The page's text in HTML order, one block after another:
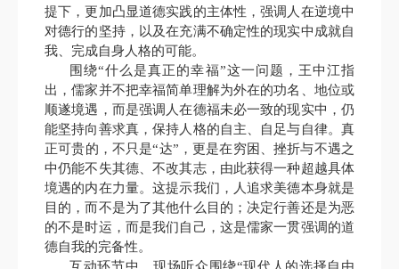
提下，更加凸显道德实践的主体性，强调人在逆境中
对德行的坚持，以及在充满不确定性的现实中成就自
我、完成自身人格的可能。
围绕“什么是真正的幸福”这一问题，王中江指
出，儒家并不把幸福简单理解为外在的功名、地位或
顺遂境遇，而是强调人在德福未必一致的现实中，仍
能坚持向善求真，保持人格的自主、自足与自律。真
正可贵的，不只是“达”，更是在穷困、挫折与不遇之
中仍能不失其德、不改其志，由此获得一种超越具体
境遇的内在力量。这提示我们，人追求美德本身就是
目的，而不是为了其他什么目的；决定行善还是为恶
的不是时运，而是我们自己，这是儒家一贯强调的道
德自我的完备性。
互动环节中，现场听众围绕“现代人的选择自由